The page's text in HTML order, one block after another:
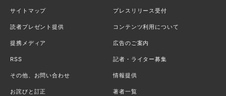
サイトマップ プレスリリース受付
読者プレゼント提供 コンテンツ利用について
提携メディア 広告のご案内
RSS 記者・ライター募集
その他、お問い合わせ 情報提供
お詫びと訂正 著者一覧